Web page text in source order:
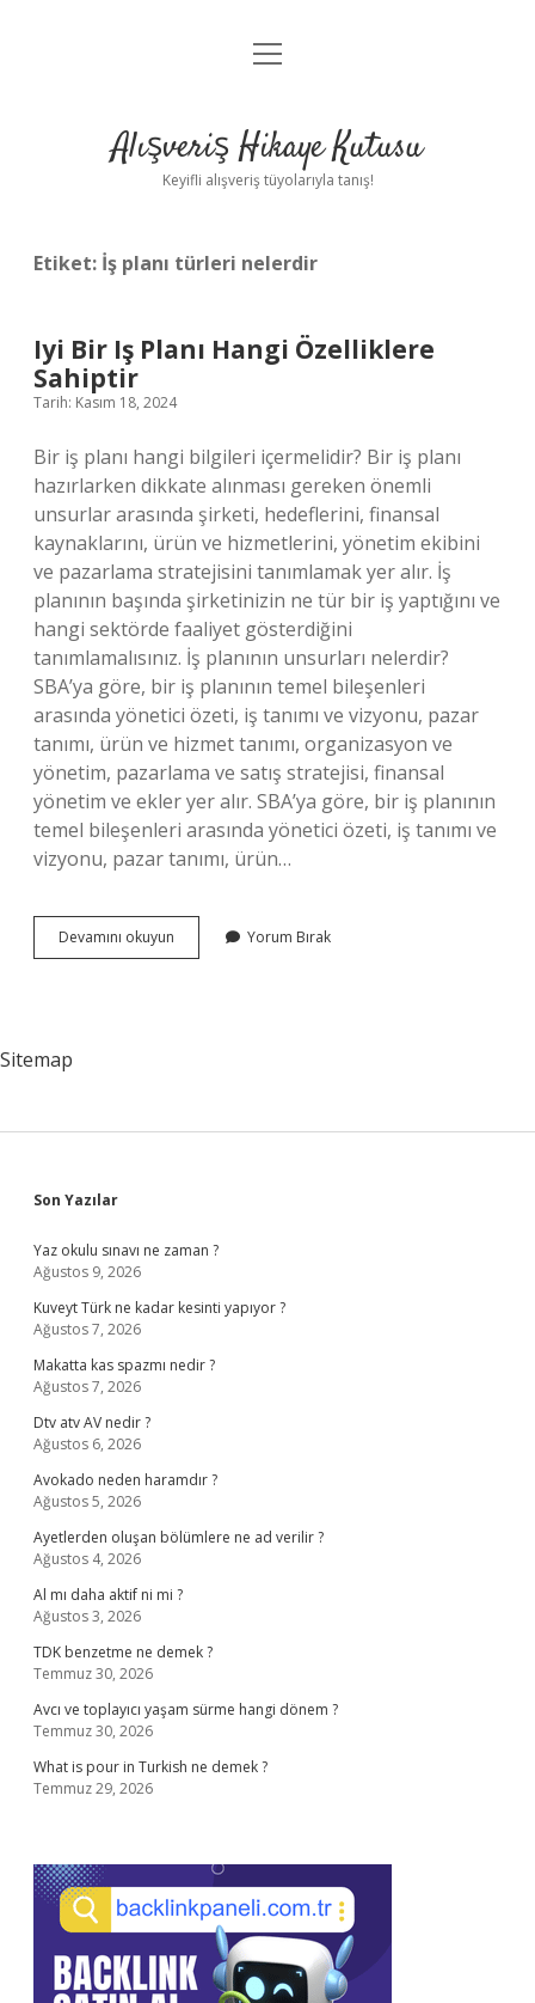
Anasayfa
Yasal Uyarı
menüyü
Alışveriş Hikaye Kutusu
Keyifli alışveriş tüyolarıyla tanış!
Etiket: İş planı türleri nelerdir
Iyi Bir Iş Planı Hangi Özelliklere
Sahiptir
Tarih: Kasım 18, 2024
Bir iş planı hangi bilgileri içermelidir? Bir iş planı
hazırlarken dikkate alınması gereken önemli
unsurlar arasında şirketi, hedeflerini, finansal
kaynaklarını, ürün ve hizmetlerini, yönetim ekibini
ve pazarlama stratejisini tanımlamak yer alır. İş
planının başında şirketinizin ne tür bir iş yaptığını ve
hangi sektörde faaliyet gösterdiğini
tanımlamalısınız. İş planının unsurları nelerdir?
SBA’ya göre, bir iş planının temel bileşenleri
arasında yönetici özeti, iş tanımı ve vizyonu, pazar
tanımı, ürün ve hizmet tanımı, organizasyon ve
yönetim, pazarlama ve satış stratejisi, finansal
yönetim ve ekler yer alır. SBA’ya göre, bir iş planının
temel bileşenleri arasında yönetici özeti, iş tanımı ve
vizyonu, pazar tanımı, ürün…
Devamını okuyun
Bir
Yorum Bırak
Sitemap
Sidebar
Son Yazılar
Yaz okulu sınavı ne zaman ?
Ağustos 9, 2026
Kuveyt Türk ne kadar kesinti yapıyor ?
Ağustos 7, 2026
Makatta kas spazmı nedir ?
Ağustos 7, 2026
Dtv atv AV nedir ?
Ağustos 6, 2026
Avokado neden haramdır ?
Ağustos 5, 2026
Ayetlerden oluşan bölümlere ne ad verilir ?
Ağustos 4, 2026
Al mı daha aktif ni mi ?
Ağustos 3, 2026
TDK benzetme ne demek ?
Temmuz 30, 2026
Avcı ve toplayıcı yaşam sürme hangi dönem ?
Temmuz 30, 2026
What is pour in Turkish ne demek ?
Temmuz 29, 2026